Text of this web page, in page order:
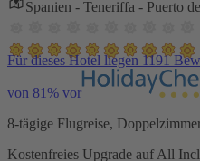
Spanien - Teneriffa - Puerto
Für dieses Hotel liegen 1191
von 81% vor
8-tägige Flugreise,
Kostenfreies Upgrade auf All